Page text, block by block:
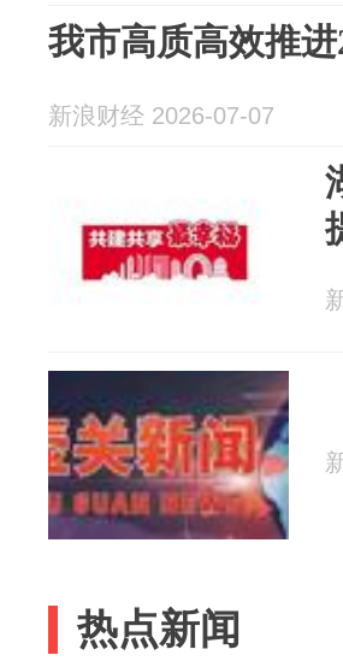
我市高质高效推
新浪财经 2026-07-07
热点新闻